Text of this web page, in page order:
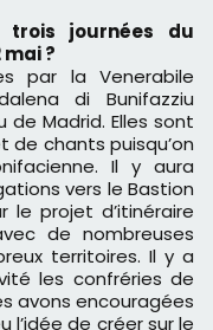
trois journées du
?
par la Venerabile
di Bunifazziu
Madrid. Elles sont
chants puisqu’on
Il y aura
vers le Bastion
le projet d’itinéraire
de nombreuses
territoires. Il y a
les confréries de
avons encouragées
l’idée de créer sur le